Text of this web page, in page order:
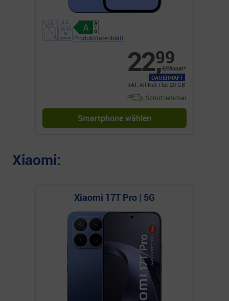
Produktdatenblatt
22,
99
€/Monat*
DAUERHAFT
Inkl. All-Net-Flat 20 GB
Sofort lieferbar
Smartphone wählen
Xiaomi:
Xiaomi 17T Pro | 5G